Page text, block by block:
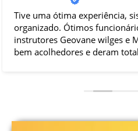
Muito bom mesmo, fiz e
atendimento e ótimo suporte